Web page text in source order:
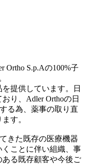
Ortho S.p.Aの100%子
提供しています。日
り、Adler Orthoの日
る為、薬事の取り直
す。
きた既存の医療機器
ことに伴い組織、事
る既存顧客や今後ご